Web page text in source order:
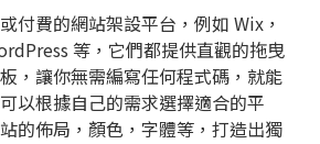
付費的網站架設平台，例如 Wix，
等，它們都提供直觀的拖曳
，讓你無需編寫任何程式碼，就能
以根據自己的需求選擇適合的平
的佈局，顏色，字體等，打造出獨